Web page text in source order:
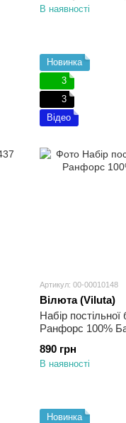
В наявності
Новинка
3
3
Відео
Артикул: 00-00010148
Вілюта (Viluta)
Набір
Ранфорс 100%
890 грн
В наявності
Новинка